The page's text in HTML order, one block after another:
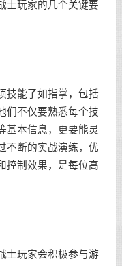
士玩家的几个关键要
技能了如指掌，包括
们不仅要熟悉每个技
基本信息，更要能灵
不断的实战演练，优
控制效果，是每位高
士玩家会积极参与游